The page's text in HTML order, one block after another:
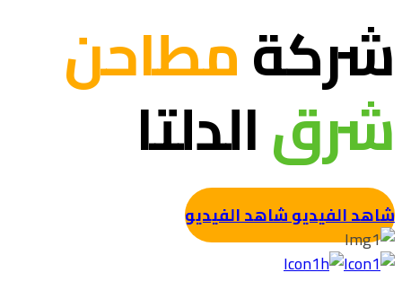
شركةمطاحن
شرقالدلتا
شاهد الفيديوشاهد الفيديو